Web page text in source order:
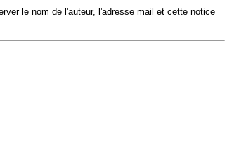
le nom de l'auteur, l'adresse mail et cette notice